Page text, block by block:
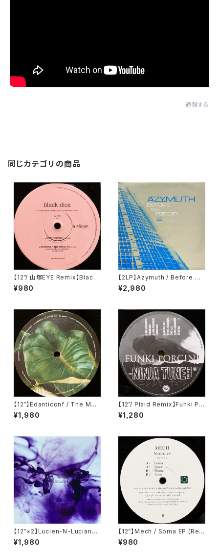
通報する
同じカテゴリの商品
【12”/ 山塚EYE Remix】Black
Dice / Cone Toaster (DFA)
(dfa 2129)
¥980
【2LP】Azymuth / Before We
Forget (Far Out Recording
s) (FARO 046DLP)
¥2,980
【12”】Edanticonf / The Met
amorphosis Of Plants (Sile
nt Season) (SSV16)
¥1,980
【12”/ Plaid Remix】Funki Po
rcini / King Ashabanapal (N
inja Tune) (zen 1237)
¥1,280
【12”×2】Lucien-N-Luciano /
Cuidad De Luz (Cadenza)
(Cadenza 49)
¥1,980
【12”】Mech / Soma EP (Res
opal Schallware) (RSP 09
9,2)
¥980